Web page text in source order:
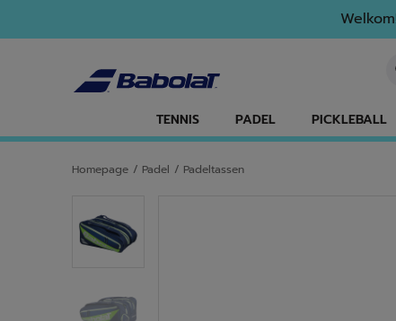
TENNIS PADEL PICKLEBALL
Homepage / Padel / Padeltassen